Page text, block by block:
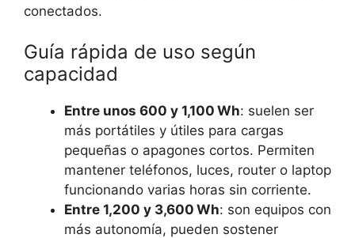
conectados.
Guía rápida de uso según
capacidad
Entre unos 600 y 1,100 Wh: suelen ser
más portátiles y útiles para cargas
pequeñas o apagones cortos. Permiten
mantener teléfonos, luces, router o laptop
funcionando varias horas sin corriente.
Entre 1,200 y 3,600 Wh: son equipos con
más autonomía, pueden sostener